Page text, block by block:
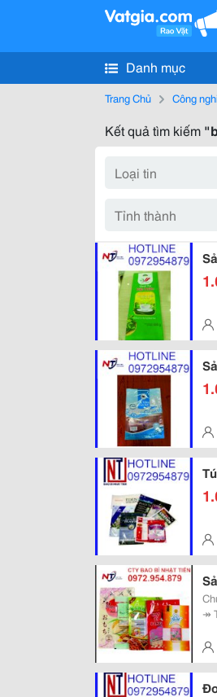
Danh mục
Trang Chủ Công
Kết quả tìm kiếm
↠